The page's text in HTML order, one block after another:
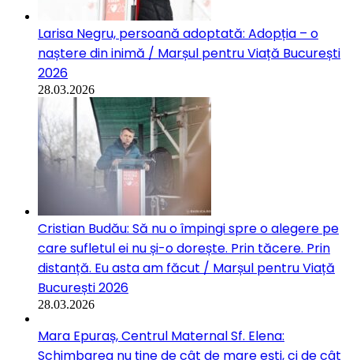
Larisa Negru, persoană adoptată: Adopția – o
naștere din inimă / Marșul pentru Viață București
2026
28.03.2026
Cristian Budău: Să nu o împingi spre o alegere pe
care sufletul ei nu și-o dorește. Prin tăcere. Prin
distanță. Eu asta am făcut / Marșul pentru Viață
București 2026
28.03.2026
Mara Epuraș, Centrul Maternal Sf. Elena:
Schimbarea nu ține de cât de mare ești, ci de cât